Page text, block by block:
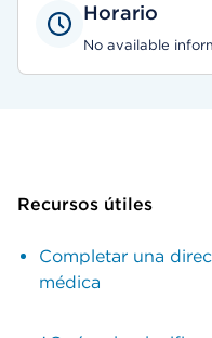
Horario
No available
Recursos útiles
Completar una
médica